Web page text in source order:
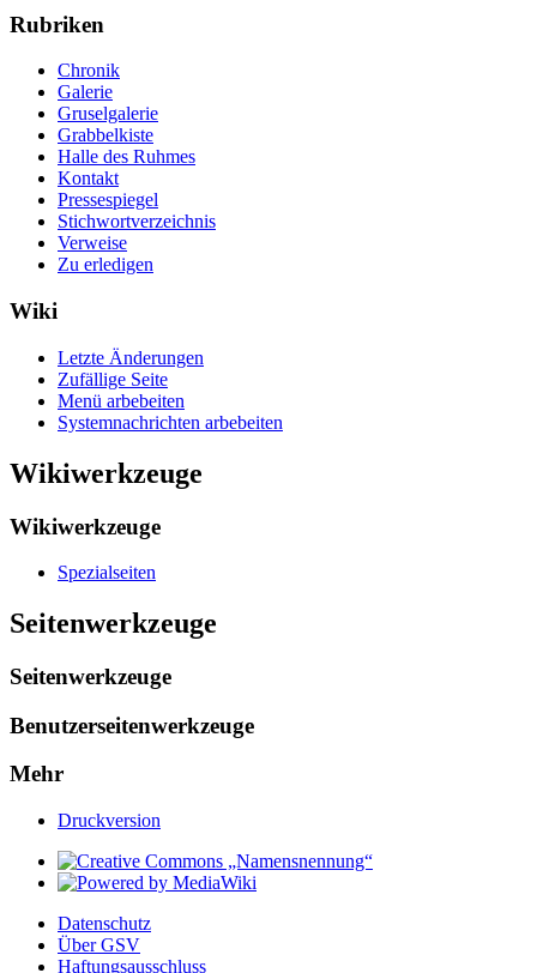
Rubriken
Chronik
Galerie
Gruselgalerie
Grabbelkiste
Halle des Ruhmes
Kontakt
Pressespiegel
Stichwortverzeichnis
Verweise
Zu erledigen
Wiki
Letzte Änderungen
Zufällige Seite
Menü arbebeiten
Systemnachrichten arbebeiten
Wikiwerkzeuge
Wikiwerkzeuge
Spezialseiten
Seitenwerkzeuge
Seitenwerkzeuge
Benutzerseitenwerkzeuge
Mehr
Druckversion
Datenschutz
Über GSV
Haftungsausschluss